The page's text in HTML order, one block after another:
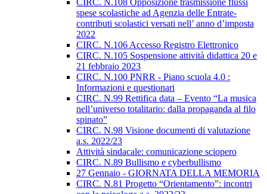
CIRC. N.108 Opposizione trasmissione flussi
spese scolastiche ad Agenzia delle Entrate-
contributi scolastici versati nell’ anno d’imposta
2022
CIRC. N.106 Accesso Registro Elettronico
CIRC. N.105 Sospensione attività didattica 20 e
21 febbraio 2023
CIRC. N.100 PNRR - Piano scuola 4.0 :
Informazioni e questionari
CIRC. N.99 Rettifica data – Evento “La musica
nell’universo totalitario: dalla propaganda al filo
spinato”
CIRC. N.98 Visione documenti di valutazione
a.s. 2022/23
Attività sindacale: comunicazione sciopero
CIRC. N.89 Bullismo e cyberbullismo
27 Gennaio - GIORNATA DELLA MEMORIA
CIRC. N.81 Progetto “Orientamento”: incontri